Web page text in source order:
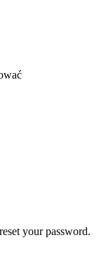
your password.